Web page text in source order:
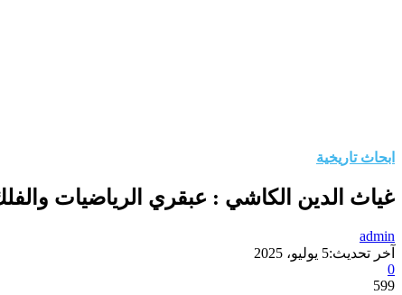
ابحاث تاريخية
غياث الدين الكاشي : عبقري الرياضيات
admin
آخر تحديث:5 يوليو، 2025
0
599